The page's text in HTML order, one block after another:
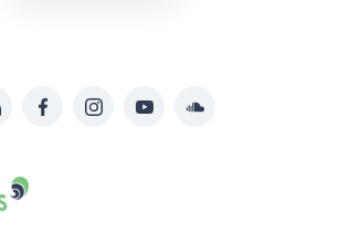
LinkedInFacebookInstagramYouTubeSoundcloud